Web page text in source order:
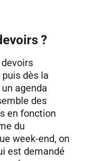
?
devoirs
dès la
agenda
des
en fonction
du
week-end, on
est demandé